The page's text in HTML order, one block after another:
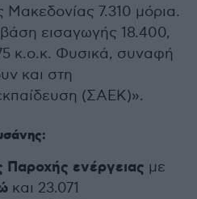
Μακεδονίας 7.310 μόρια.
εισαγωγής 18.400,
κ.ο.κ. Φυσικά, συναφή
και στη
(ΣΑΕΚ)».
Παροχής ενέργειας με
και 23.071